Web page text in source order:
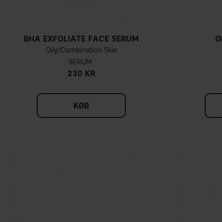
BHA EXFOLIATE FACE SERUM
Oily/Combination Skin
SERUM
230 KR
KØB